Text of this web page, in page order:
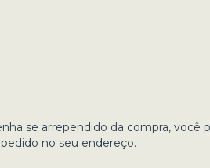
se arrependido da compra, você
no seu endereço.